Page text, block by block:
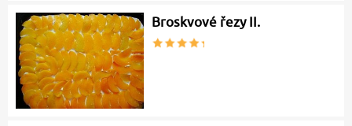
Broskvové řezy II.